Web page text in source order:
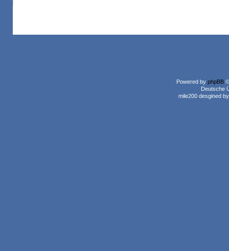
Powered by phpBB
Deutsche
mile200 desgined